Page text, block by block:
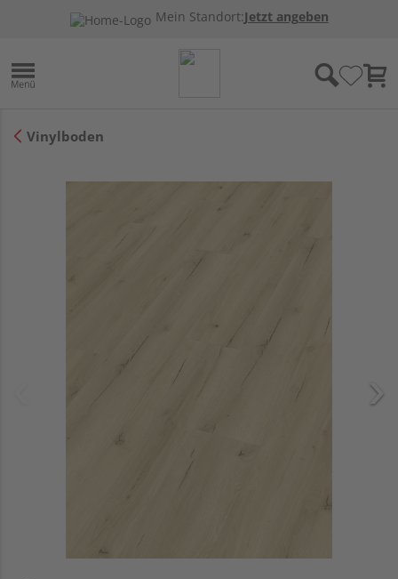
Mein Standort:Jetzt angeben
Vinylboden